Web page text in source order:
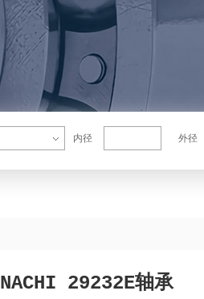
内径 外径
NACHI 29232E轴承